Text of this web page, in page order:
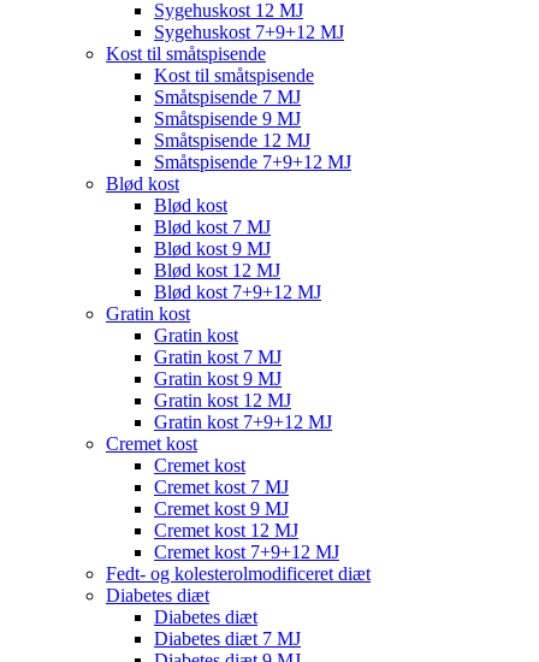
Sygehuskost 12 MJ
Sygehuskost 7+9+12 MJ
Kost til småtspisende
Kost til småtspisende
Småtspisende 7 MJ
Småtspisende 9 MJ
Småtspisende 12 MJ
Småtspisende 7+9+12 MJ
Blød kost
Blød kost
Blød kost 7 MJ
Blød kost 9 MJ
Blød kost 12 MJ
Blød kost 7+9+12 MJ
Gratin kost
Gratin kost
Gratin kost 7 MJ
Gratin kost 9 MJ
Gratin kost 12 MJ
Gratin kost 7+9+12 MJ
Cremet kost
Cremet kost
Cremet kost 7 MJ
Cremet kost 9 MJ
Cremet kost 12 MJ
Cremet kost 7+9+12 MJ
Fedt- og kolesterolmodificeret diæt
Diabetes diæt
Diabetes diæt
Diabetes diæt 7 MJ